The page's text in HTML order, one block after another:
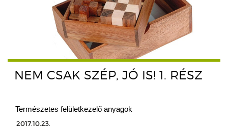
NEM CSAK SZÉP, JÓ IS! 1. RÉSZ
Természetes felületkezelő anyagok
2017.10.23.